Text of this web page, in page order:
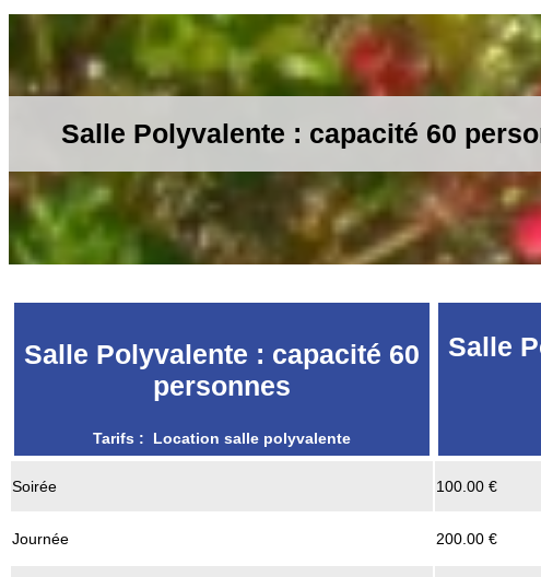
Salle Polyvalente : capacité 60
Salle Polyvalente : capacité 60
personnes
Tarifs : Location salle polyvalente
Salle
Soirée 100.00 €
Journée 200.00 €